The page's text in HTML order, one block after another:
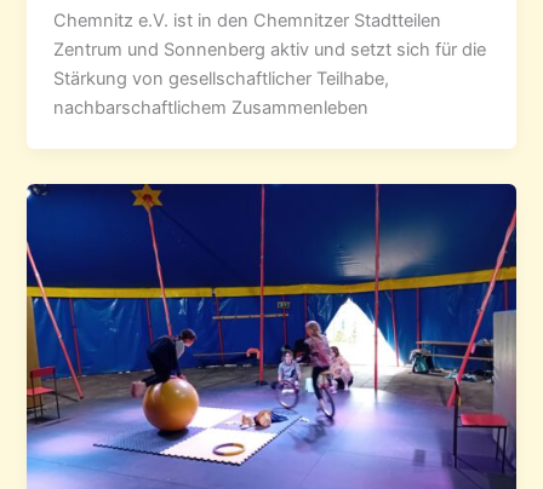
Chemnitz e.V. ist in den Chemnitzer Stadtteilen
Zentrum und Sonnenberg aktiv und setzt sich für die
Stärkung von gesellschaftlicher Teilhabe,
nachbarschaftlichem Zusammenleben